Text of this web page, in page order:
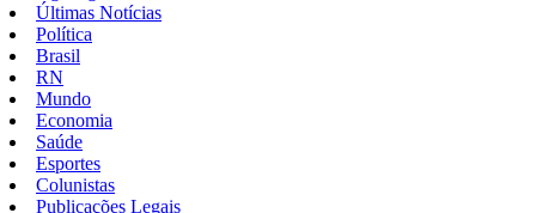
Últimas Notícias
Política
Brasil
RN
Mundo
Economia
Saúde
Esportes
Colunistas
Publicações Legais